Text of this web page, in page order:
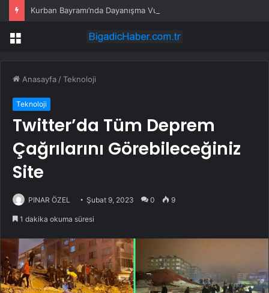
Kurban Bayramı’nda Dayanışma Vurgusu
Menü
Anasayfa /Teknoloji
Teknoloji
Twitter’da Tüm Deprem
Çağrılarını Görebileceğiniz
Site
PINAR ÖZEL Şubat 9, 2023 0 9
1 dakika okuma süresi